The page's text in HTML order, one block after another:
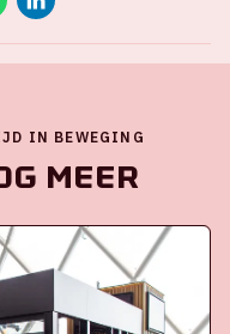
IN BEWEGING
meer